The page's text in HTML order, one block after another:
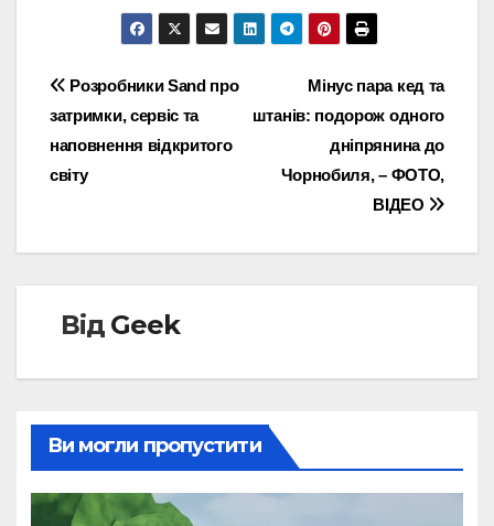
Навігація
записів
Мінус пара кед та
штанів: подорож одного
дніпрянина до
Чорнобиля, – ФОТО,
ВІДЕО
Розробники Sand про
затримки, сервіс та
наповнення відкритого
світу
Від Geek
Ви могли пропустити